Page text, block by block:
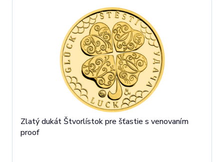
Zlatý dukát Štvorlístok pre šťastie s venovaním
proof